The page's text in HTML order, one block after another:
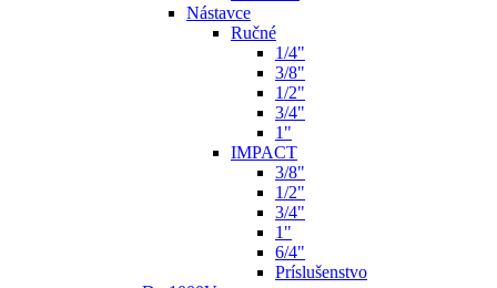
Nástavce
Ručné
1/4"
3/8"
1/2"
3/4"
1"
IMPACT
3/8"
1/2"
3/4"
1"
6/4"
Príslušenstvo